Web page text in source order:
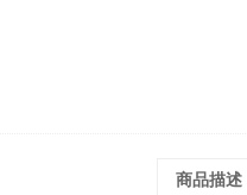
商品描述